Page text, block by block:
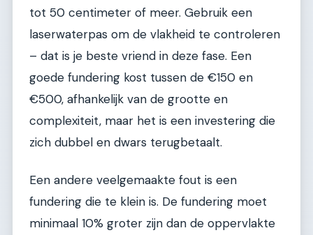
tot 50 centimeter of meer. Gebruik een
laserwaterpas om de vlakheid te controleren
– dat is je beste vriend in deze fase. Een
goede fundering kost tussen de €150 en
€500, afhankelijk van de grootte en
complexiteit, maar het is een investering die
zich dubbel en dwars terugbetaalt.
Een andere veelgemaakte fout is een
fundering die te klein is. De fundering moet
minimaal 10% groter zijn dan de oppervlakte